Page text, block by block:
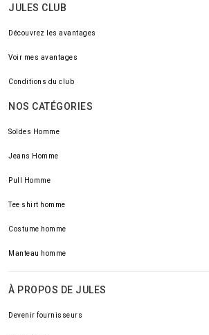
JULES CLUB
Découvrez les avantages
Voir mes avantages
Conditions du club
NOS CATÉGORIES
Soldes Homme
Jeans Homme
Pull Homme
Tee shirt homme
Costume homme
Manteau homme
À PROPOS DE JULES
Devenir fournisseurs